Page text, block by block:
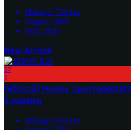
Mileage: 730 km
Engine: 1800
Year: 2023
New Arrival
17
1
(ฟรีดาวน์) Harley
วิ่ง900Mi.
Mileage: 940 km